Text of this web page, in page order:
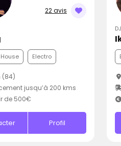
22 avis
House Electro
(84)
jusqu’à 200 kms
de 500€
Profil
DJ